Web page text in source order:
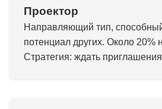
Проектор
Направляющий тип,
потенциал других. Около 20%
Стратегия: ждать